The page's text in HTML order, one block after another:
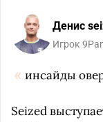
Денис
Игрок
инсайды
Seized